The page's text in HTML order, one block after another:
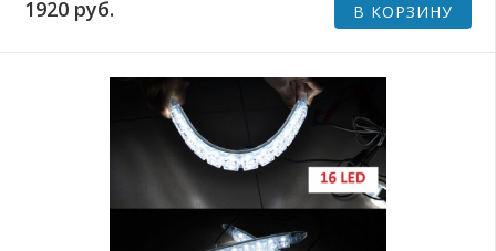
1920 руб. В КОРЗИНУ